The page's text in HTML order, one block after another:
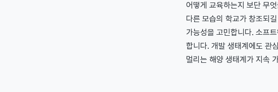
어떻게 교육하는지 보단 무
다른 모습의 학교가 창조되
가능성을 고민합니다. 소프
합니다. 개발 생태계에도 관
멀리는 해양 생태계가 지속